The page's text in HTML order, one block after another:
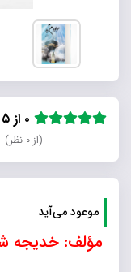
(از ۰ نظر)
موعود می‌آید
مؤلف: خدیجه